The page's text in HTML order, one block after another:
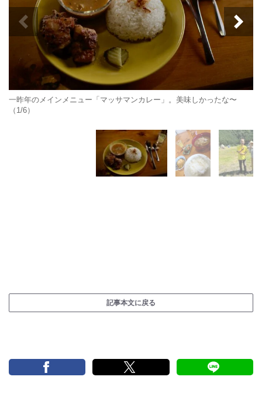
一昨年のメインメニュー「マッサマンカレー」。美味しかったな〜
（1/6）
記事本文に戻る